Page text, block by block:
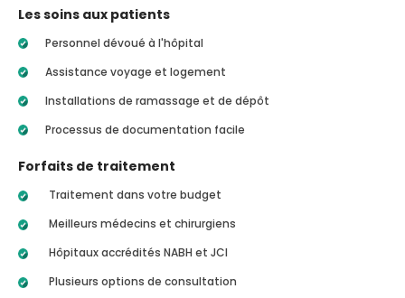
Les soins aux patients
Personnel dévoué à l'hôpital
Assistance voyage et logement
Installations de ramassage et de dépôt
Processus de documentation facile
Forfaits de traitement
Traitement dans votre budget
Meilleurs médecins et chirurgiens
Hôpitaux accrédités NABH et JCI
Plusieurs options de consultation